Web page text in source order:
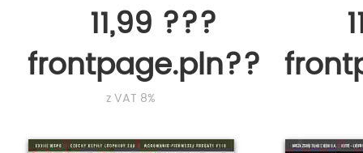
11,99 ???
frontpage.pln???
z VAT 8%